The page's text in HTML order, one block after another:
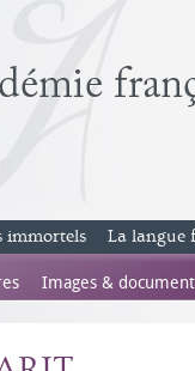
immortels La langue
Images &